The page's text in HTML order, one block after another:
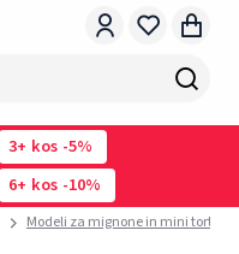
3 kos -5%
6
kos -10%
Modeli za mignone in mini tortice